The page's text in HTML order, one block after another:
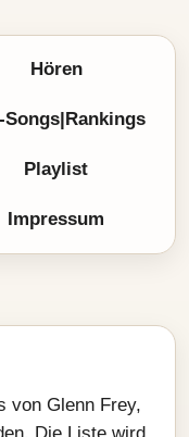
Hören
Songs|Rankings
Playlist
Impressum
von Glenn Frey,